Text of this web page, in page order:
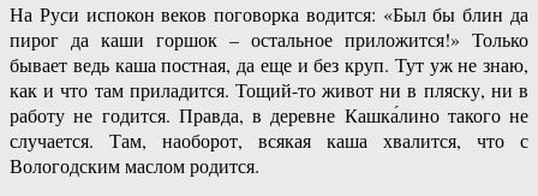
На Руси испокон веков поговорка водится: «Был бы блин да
пирог да каши горшок – остальное приложится!» Только
бывает ведь каша постная, да еще и без круп. Тут уж не знаю,
как и что там приладится. Тощий-то живот ни в пляску, ни в
работу не годится. Правда, в деревне Кашка́лино такого не
случается. Там, наоборот, всякая каша хвалится, что с
Вологодским маслом родится.